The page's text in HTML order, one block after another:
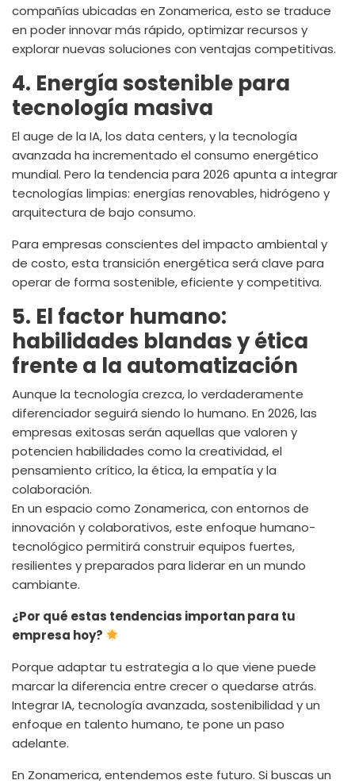
compañías ubicadas en Zonamerica, esto se traduce
en poder innovar más rápido, optimizar recursos y
explorar nuevas soluciones con ventajas competitivas.
4. Energía sostenible para
tecnología masiva
El auge de la IA, los data centers, y la tecnología
avanzada ha incrementado el consumo energético
mundial. Pero la tendencia para 2026 apunta a integrar
tecnologías limpias: energías renovables, hidrógeno y
arquitectura de bajo consumo.
Para empresas conscientes del impacto ambiental y
de costo, esta transición energética será clave para
operar de forma sostenible, eficiente y competitiva.
5. El factor humano:
habilidades blandas y ética
frente a la automatización
Aunque la tecnología crezca, lo verdaderamente
diferenciador seguirá siendo lo humano. En 2026, las
empresas exitosas serán aquellas que valoren y
potencien habilidades como la creatividad, el
pensamiento crítico, la ética, la empatía y la
colaboración.
En un espacio como Zonamerica, con entornos de
innovación y colaborativos, este enfoque humano-
tecnológico permitirá construir equipos fuertes,
resilientes y preparados para liderar en un mundo
cambiante.
¿Por qué estas tendencias importan para tu
empresa hoy?
Porque adaptar tu estrategia a lo que viene puede
marcar la diferencia entre crecer o quedarse atrás.
Integrar IA, tecnología avanzada, sostenibilidad y un
enfoque en talento humano, te pone un paso
adelante.
En Zonamerica, entendemos este futuro. Si buscas un